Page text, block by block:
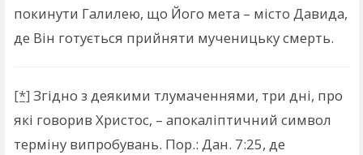
покинути Галилею, що Його мета – місто Давида,
де Він готується прийняти мученицьку смерть.
[*] Згідно з деякими тлумаченнями, три дні, про
які говорив Христос, – апокаліптичний символ
терміну випробувань. Пор.: Дан. 7:25, де